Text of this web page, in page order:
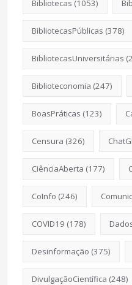
Bibliotecas (1053)
BibliotecasPúblicas (378)
BibliotecasUniversitárias
Biblioteconomia (247)
BoasPráticas (123)
Censura (326)
CiênciaAberta (177)
CoInfo (246)
COVID19 (178)
Desinformação (375)
DivulgaçãoCientífica (248)